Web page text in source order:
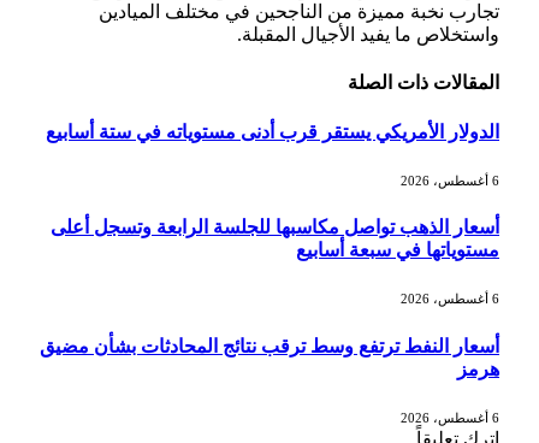
تجارب نخبة مميزة من الناجحين في مختلف الميادين
واستخلاص ما يفيد الأجيال المقبلة.
المقالات ذات الصلة
الدولار الأمريكي يستقر قرب أدنى مستوياته في ستة أسابيع
6 أغسطس، 2026
أسعار الذهب تواصل مكاسبها للجلسة الرابعة وتسجل أعلى
مستوياتها في سبعة أسابيع
6 أغسطس، 2026
أسعار النفط ترتفع وسط ترقب نتائج المحادثات بشأن مضيق
هرمز
6 أغسطس، 2026
اترك تعليقاً